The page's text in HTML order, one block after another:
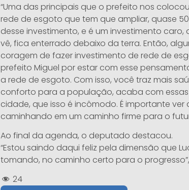
“Uma das principais que o prefeito nos
rede de esgoto que tem que ampliar, quase
desse investimento, e é um investimento
vê, fica enterrado debaixo da terra. Então,
coragem de fazer investimento de rede de
prefeito Miguel por estar com esse
a rede de esgoto. Com isso, você traz mais
conforto para a população, acaba com
cidade, que isso é incômodo. É importante ver
caminhando em um caminho firme para o
Ao final da agenda, o deputado destacou.
“Estou saindo daqui feliz pela dimensão que
tomando, no caminho certo para o
24